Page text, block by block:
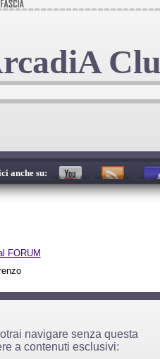
anche su:
FORUM
navigare senza questa
a contenuti esclusivi: